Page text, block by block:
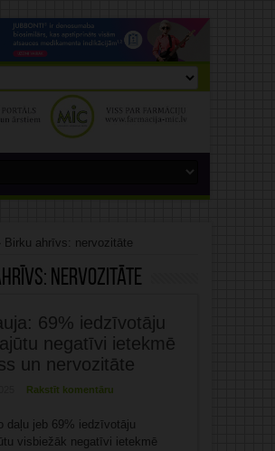
Birku ahrīvs: nervozitāte
nervozitāte
69% iedzīvotāju
negatīvi ietekmē
un nervozitāte
Rakstīt komentāru
daļu jeb 69% iedzīvotāju
visbiežāk negatīvi ietekmē